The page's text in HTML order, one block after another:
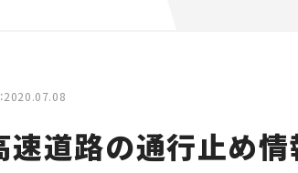
2020.07.08
速道路の通行止め情